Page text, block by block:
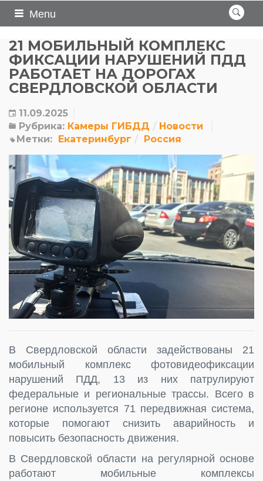
Menu
21 МОБИЛЬНЫЙ КОМПЛЕКС
ФИКСАЦИИ НАРУШЕНИЙ ПДД
РАБОТАЕТ НА ДОРОГАХ
СВЕРДЛОВСКОЙ ОБЛАСТИ
11.09.2025
Рубрика: Камеры ГИБДД
Новости
Метки: Екатеринбург Россия
В Свердловской области задействованы 21
мобильный комплекс фотовидеофиксации
нарушений ПДД, 13 из них патрулируют
федеральные и региональные трассы. Всего в
регионе используется 71 передвижная система,
которые помогают снизить аварийность и
повысить безопасность движения.
В Свердловской области на регулярной основе
работают мобильные комплексы